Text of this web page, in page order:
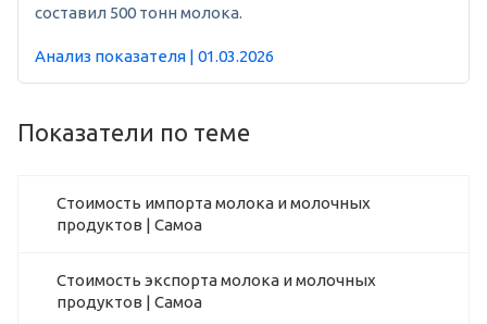
составил 500 тонн молока.
Анализ показателя | 01.03.2026
Показатели по теме
Стоимость импорта молока и молочных
продуктов | Самоа
Стоимость экспорта молока и молочных
продуктов | Самоа